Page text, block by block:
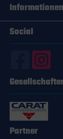
Informationen
Social
Partner